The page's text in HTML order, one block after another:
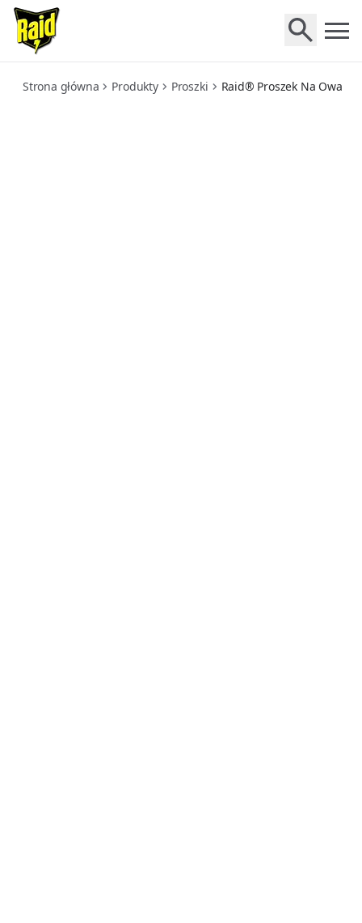
proszek-na-owady-biegajace
Strona główna Produkty Proszki Raid® Proszek Na Owady